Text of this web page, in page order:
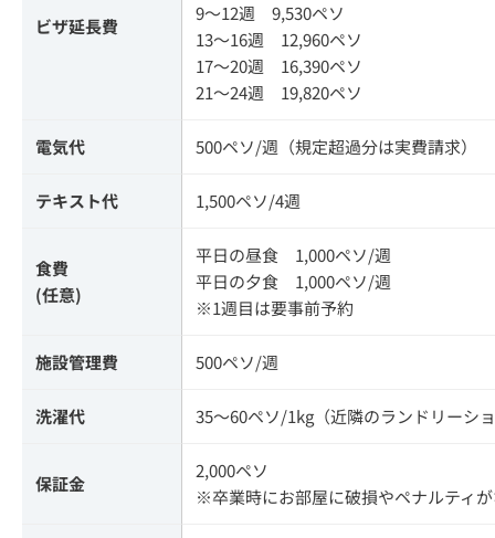
ビザ延長費
9～12週 9,530ペソ
13～16週 12,960ペソ
17～20週 16,390ペソ
21～24週 19,820ペソ
電気代 500ペソ/週（規定超過分は実費請求）
テキスト代 1,500ペソ/4週
食費
(任意)
平日の昼食 1,000ペソ/週
平日の夕食 1,000ペソ/週
※1週目は要事前予約
施設管理費 500ペソ/週
洗濯代 35～60ペソ/1kg（近隣のランドリーシ
保証金
2,000ペソ
※卒業時にお部屋に破損やペナルティ